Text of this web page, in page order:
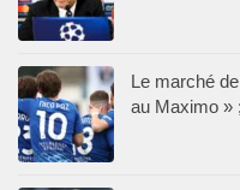
Le marché
au Maximo » ;